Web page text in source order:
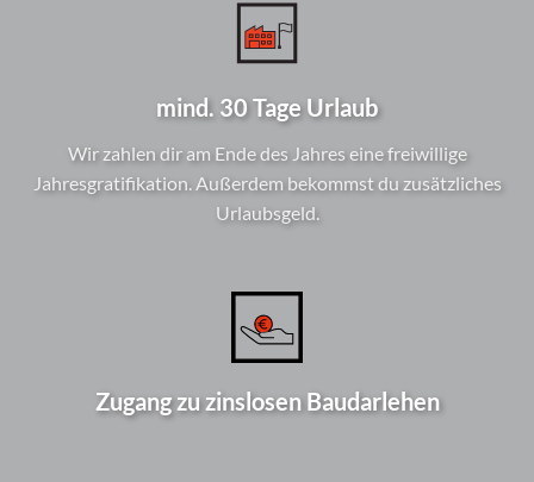
mind. 30 Tage Urlaub
Wir zahlen dir am Ende des Jahres eine freiwillige
Jahresgratifikation. Außerdem bekommst du zusätzliches
Urlaubsgeld.
Zugang zu zinslosen Baudarlehen